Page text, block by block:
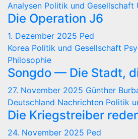
Analysen Politik und Gesellschaft
Die Operation J6
1. Dezember 2025 Ped
Korea Politik und Gesellschaft
Philosophie
Songdo — Die Stadt,
27. November 2025 Günther
Deutschland Nachrichten Politik
Die Kriegstreiber
24. November 2025 Ped